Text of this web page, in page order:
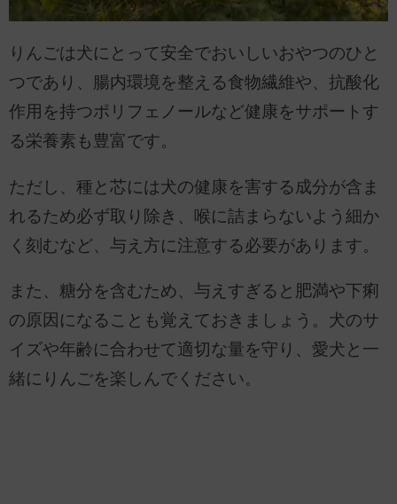
りんごは犬にとって安全でおいしいおやつのひと
つであり、腸内環境を整える食物繊維や、抗酸化
作用を持つポリフェノールなど健康をサポートす
る栄養素も豊富です。
ただし、種と芯には犬の健康を害する成分が含ま
れるため必ず取り除き、喉に詰まらないよう細か
く刻むなど、与え方に注意する必要があります。
また、糖分を含むため、与えすぎると肥満や下痢
の原因になることも覚えておきましょう。犬のサ
イズや年齢に合わせて適切な量を守り、愛犬と一
緒にりんごを楽しんでください。